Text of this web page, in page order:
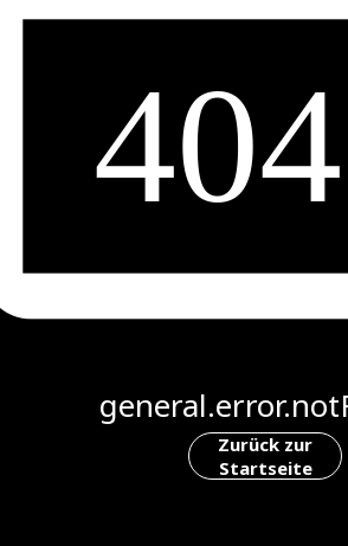
Zurück zur
Startseite